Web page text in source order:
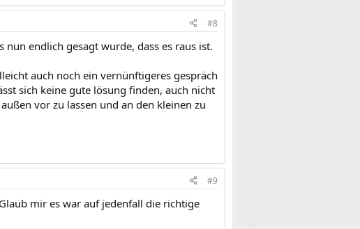
#8
nun endlich gesagt wurde, dass es raus ist.
auch noch ein vernünftigeres gespräch
sich keine gute lösung finden, auch nicht
vor zu lassen und an den kleinen zu
#9
mir es war auf jedenfall die richtige